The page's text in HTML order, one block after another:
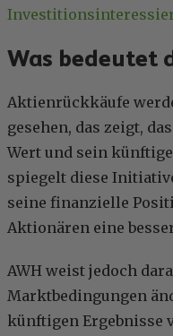
Was bedeutet
Aktienrückkäufe
gesehen, das zeigt,
Wert und sein
spiegelt diese
seine finanzielle
Aktionären eine
AWH weist jedoch
Marktbedingungen
künftigen Ergebnisse